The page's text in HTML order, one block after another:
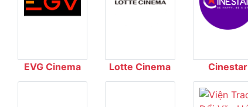
EVG Cinema Lotte Cinema Cinestar